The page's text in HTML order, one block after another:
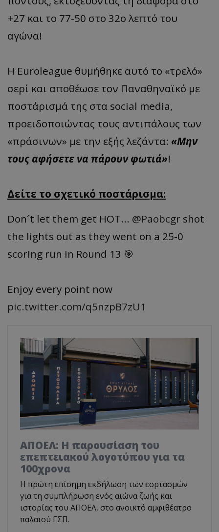
+27 και το 77-50 στο 32ο λεπτό του
αγώνα!
Η Euroleague θυμήθηκε αυτό το «τρελό»
σερί και αποθέωσε τον Παναθηναϊκό με
ποστάρισμά της στα social media,
προειδοποιώντας τους αντιπάλους των
«πράσινων» με την εξής λεζάντα: «Μην
τους αφήσετε να πάρουν φωτιά»!
Δείτε το σχετικό ποστάρισμα:
Don´t let them get HOT... @Paobcgr shot
the lights out as they went on a 25-0
scoring run in Round 13 🎯
Enjoy every point now
pic.twitter.com/q5nzpB7zU1
ΑΠΟΕΛ: Η παρουσίαση του
επεπτειακού λογοτύπου για τα
100χρονα
H πρώτη επίσημη εκδήλωση των εορτασμών
για τη συμπλήρωση ενός αιώνα ζωής και
ιστορίας του ΑΠΟΕΛ, στο ανοικτό αμφιθέατρο
παλαιού ΓΣΠ.